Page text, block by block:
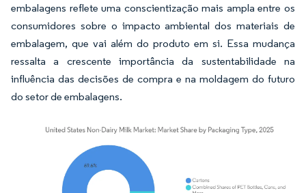
embalagens reflete uma conscientização mais ampla entre os
consumidores sobre o impacto ambiental dos materiais de
embalagem, que vai além do produto em si. Essa mudança
ressalta a crescente importância da sustentabilidade na
influência das decisões de compra e na moldagem do futuro
do setor de embalagens.